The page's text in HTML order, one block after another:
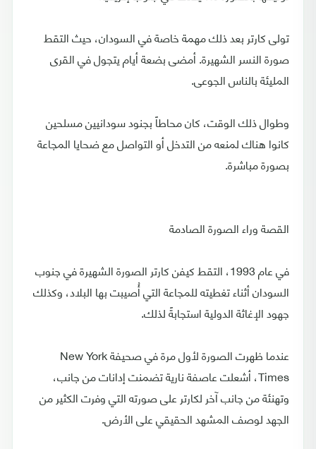
تولى كارتر بعد ذلك مهمة خاصة في السودان، حيث التقط
صورة النسر الشهيرة. أمضى بضعة أيام يتجول في القرى
المليئة بالناس الجوعى.
وطوال ذلك الوقت، كان محاطاً بجنود سودانيين مسلحين
كانوا هناك لمنعه من التدخل أو التواصل مع ضحايا المجاعة
بصورة مباشرة.
القصة وراء الصورة الصادمة
في عام 1993، التقط كيفن كارتر الصورة الشهيرة في جنوب
السودان أثناء تغطيته للمجاعة التي أُصيبت بها البلاد، وكذلك
جهود الإغاثة الدولية استجابةً لذلك.
عندما ظهرت الصورة لأول مرة في صحيفة New York
Times، أشعلت عاصفة نارية تضمنت إدانات من جانب،
وتهنئة من جانب آخر لكارتر على صورته التي وفرت الكثير من
الجهد لوصف المشهد الحقيقي على الأرض.